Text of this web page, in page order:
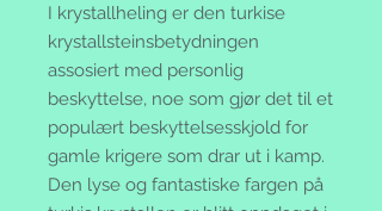
I krystallheling er den turkise
krystallsteinsbetydningen
assosiert med personlig
beskyttelse, noe som gjør det til et
populært beskyttelsesskjold for
gamle krigere som drar ut i kamp.
Den lyse og fantastiske fargen på